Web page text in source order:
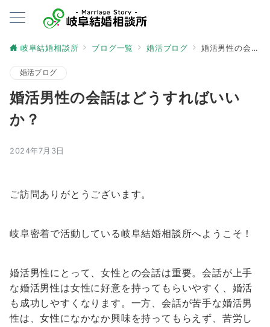
岐阜結婚相談所 ブログ一覧 婚活ブログ 婚活男性の会話はどうすればいいか？
婚活ブログ
婚活男性の会話はどうすればいい
か？
2024年7月3日
ご訪問ありがとうございます。
岐阜密着で活動している岐阜結婚相談所へようこそ！
婚活男性にとって、女性との会話は重要。会話が上手
な婚活男性は女性に好意を持ってもらいやすく、婚活
も成功しやすくなります。一方、会話が苦手な婚活男
性は、女性になかなか興味を持ってもらえず、苦労し